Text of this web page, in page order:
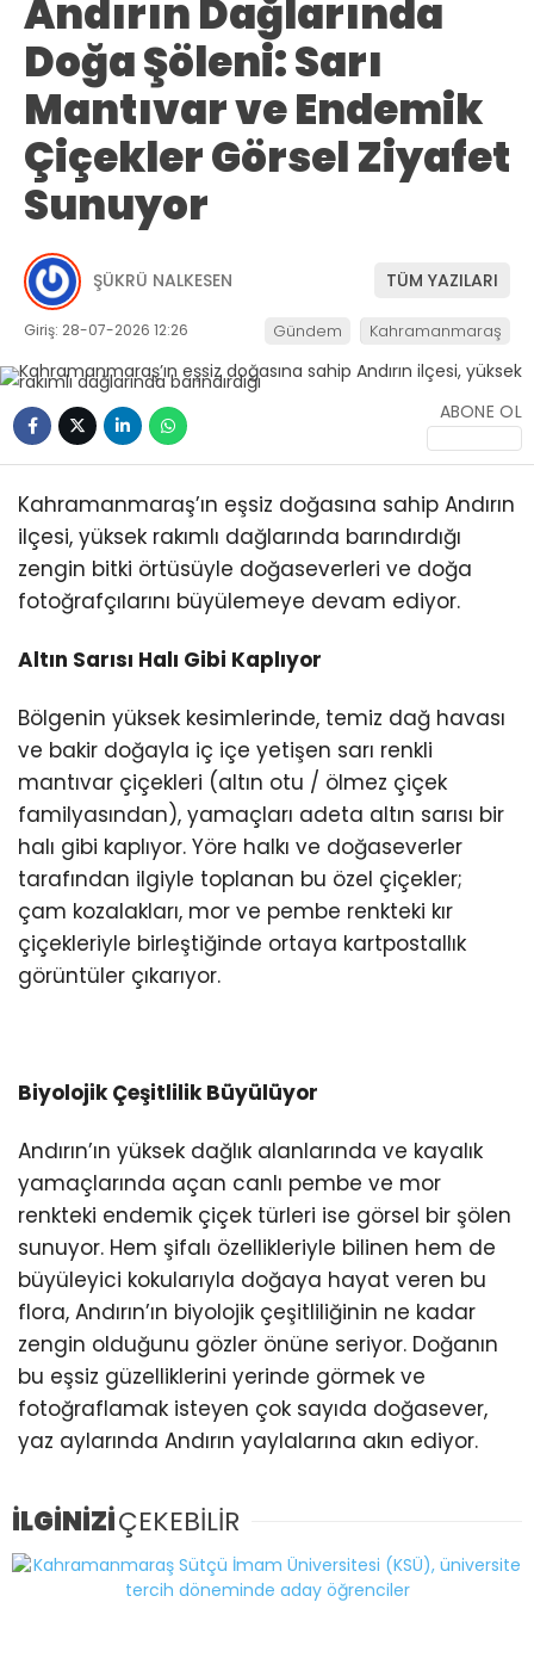
Andırın Dağlarında
Doğa Şöleni: Sarı
Mantıvar ve Endemik
Çiçekler Görsel Ziyafet
Sunuyor
ŞÜKRÜ NALKESEN TÜM YAZILARI
Giriş: 28-07-2026 12:26 Gündem Kahramanmaraş
ABONE OL
Kahramanmaraş’ın eşsiz doğasına sahip Andırın
ilçesi, yüksek rakımlı dağlarında barındırdığı
zengin bitki örtüsüyle doğaseverleri ve doğa
fotoğrafçılarını büyülemeye devam ediyor.
Altın Sarısı Halı Gibi Kaplıyor
Bölgenin yüksek kesimlerinde, temiz dağ havası
ve bakir doğayla iç içe yetişen sarı renkli
mantıvar çiçekleri (altın otu / ölmez çiçek
familyasından), yamaçları adeta altın sarısı bir
halı gibi kaplıyor. Yöre halkı ve doğaseverler
tarafından ilgiyle toplanan bu özel çiçekler;
çam kozalakları, mor ve pembe renkteki kır
çiçekleriyle birleştiğinde ortaya kartpostallık
görüntüler çıkarıyor.
Biyolojik Çeşitlilik Büyülüyor
Andırın’ın yüksek dağlık alanlarında ve kayalık
yamaçlarında açan canlı pembe ve mor
renkteki endemik çiçek türleri ise görsel bir şölen
sunuyor. Hem şifalı özellikleriyle bilinen hem de
büyüleyici kokularıyla doğaya hayat veren bu
flora, Andırın’ın biyolojik çeşitliliğinin ne kadar
zengin olduğunu gözler önüne seriyor. Doğanın
bu eşsiz güzelliklerini yerinde görmek ve
fotoğraflamak isteyen çok sayıda doğasever,
yaz aylarında Andırın yaylalarına akın ediyor.
İLGİNİZİÇEKEBİLİR